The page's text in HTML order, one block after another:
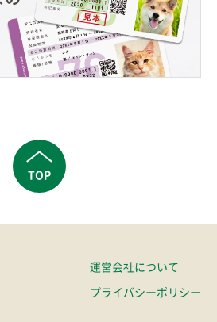
TOP
運営会社について
プライバシーポリシー